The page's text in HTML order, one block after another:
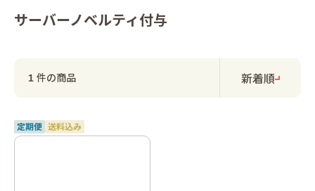
サーバーノベルティ付与
1 件の商品 新着順